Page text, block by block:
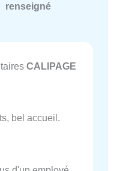
renseigné
CALIPAGE
bel accueil.